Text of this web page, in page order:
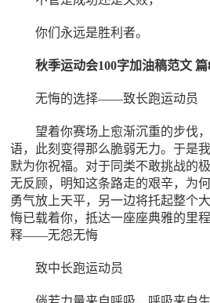
你们永远是胜利者。
秋季运动会100字加油稿范文 篇
无悔的选择――致长跑运动员
望着你赛场上愈渐沉重的步伐
语，此刻变得那么脆弱无力。于是
默为你祝福。对于同类不敢挑战的
无反顾，明知这条路走的艰辛，为
勇气放上天平，另一边将托起整个
悔已载着你，抵达一座座典雅的里
释――无怨无悔
致中长跑运动员